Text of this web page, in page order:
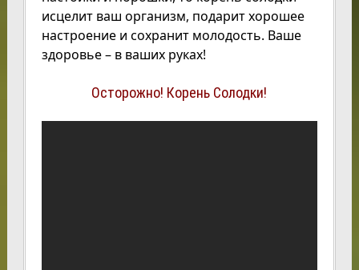
исцелит ваш организм, подарит хорошее
настроение и сохранит молодость. Ваше
здоровье – в ваших руках!
Осторожно! Корень Солодки!